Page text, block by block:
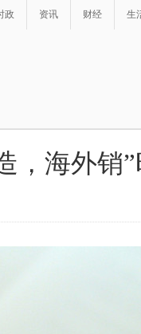
政 资讯 财经 生
，海外销